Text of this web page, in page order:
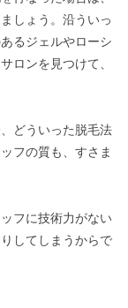
しょう。沿ういっ
るジェルやローシ
ロンを見つけて、
どういった脱毛法
フの質も、すさま
フに技術力がない
してしまうからで